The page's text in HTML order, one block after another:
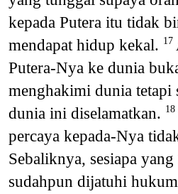
kepada Putera itu tidak
mendapat hidup kekal. 17
Putera-Nya ke dunia
menghakimi dunia tetapi
dunia ini diselamatkan. 18
percaya kepada-Nya
Sebaliknya, sesiapa
sudahpun dijatuhi